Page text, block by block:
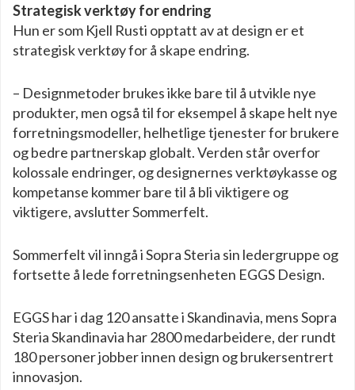
Strategisk verktøy for endring
Hun er som Kjell Rusti opptatt av at design er et
strategisk verktøy for å skape endring.
– Designmetoder brukes ikke bare til å utvikle nye
produkter, men også til for eksempel å skape helt nye
forretningsmodeller, helhetlige tjenester for brukere
og bedre partnerskap globalt. Verden står overfor
kolossale endringer, og designernes verktøykasse og
kompetanse kommer bare til å bli viktigere og
viktigere, avslutter Sommerfelt.
Sommerfelt vil inngå i Sopra Steria sin ledergruppe og
fortsette å lede forretningsenheten EGGS Design.
EGGS har i dag 120 ansatte i Skandinavia, mens Sopra
Steria Skandinavia har 2800 medarbeidere, der rundt
180 personer jobber innen design og brukersentrert
innovasjon.